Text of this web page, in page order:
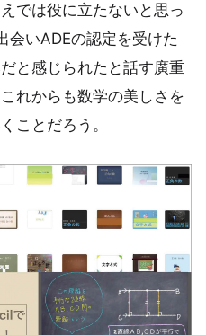
では役に立たないと思っ
会いADEの認定を受けた
と感じられたと話す廣重
れからも数学の美しさを
ことだろう。